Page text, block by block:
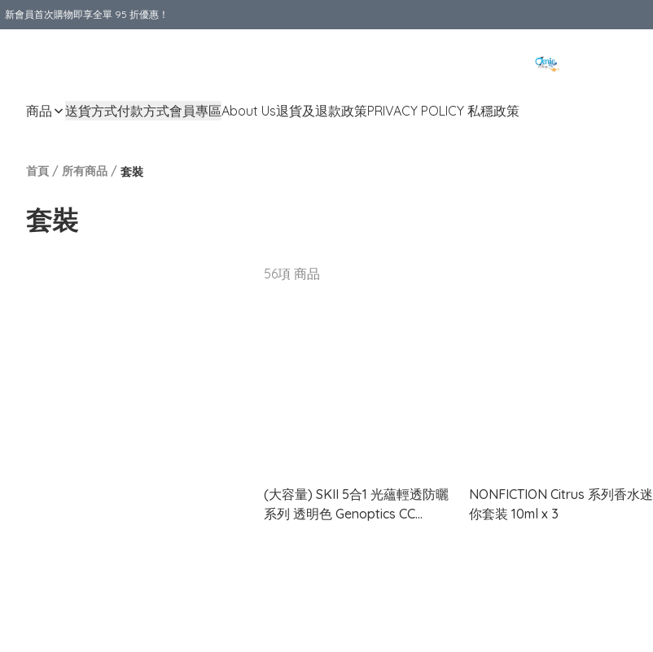
新會員首次購物即享全單 95 折優惠！
商品 送貨方式付款方式會員專區About Us退貨及退款政策PRIVACY POLICY 私穩政策
首頁 / 所有商品 / 套裝
套裝
56項 商品
(大容量) SKII 5合1 光蘊輕透防曬
系列 透明色 Genoptics CC
NONFICTION Citrus 系列香水迷
你套装 10ml x 3